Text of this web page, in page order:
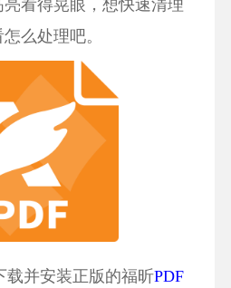
看得晃眼，想快速清理
么处理吧。
载并安装正版的福昕PDF